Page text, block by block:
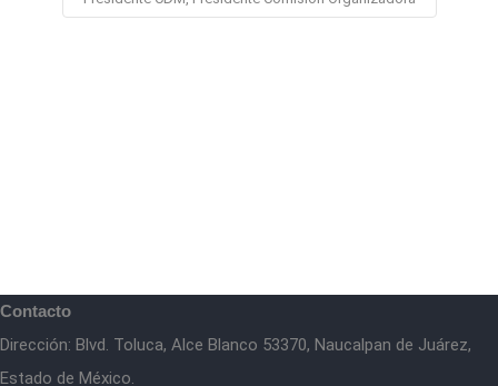
Contacto
Dirección: Blvd. Toluca, Alce Blanco 53370, Naucalpan de Juárez,
Estado de México.